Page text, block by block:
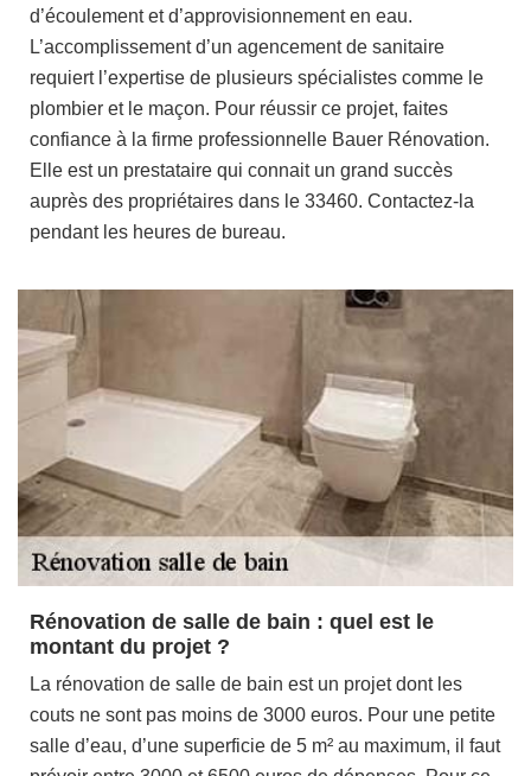
d’écoulement et d’approvisionnement en eau.
L’accomplissement d’un agencement de sanitaire
requiert l’expertise de plusieurs spécialistes comme le
plombier et le maçon. Pour réussir ce projet, faites
confiance à la firme professionnelle Bauer Rénovation.
Elle est un prestataire qui connait un grand succès
auprès des propriétaires dans le 33460. Contactez-la
pendant les heures de bureau.
Rénovation de salle de bain : quel est le
montant du projet ?
La rénovation de salle de bain est un projet dont les
couts ne sont pas moins de 3000 euros. Pour une petite
salle d’eau, d’une superficie de 5 m² au maximum, il faut